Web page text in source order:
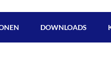
DOWNLOADS